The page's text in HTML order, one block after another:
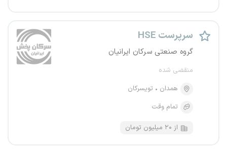
سرپرست HSE
گروه صنعتی سرکان ایرانیان
منقضی شده
همدان
تویسرکان
تمام وقت
از ۲۰ میلیون تومان